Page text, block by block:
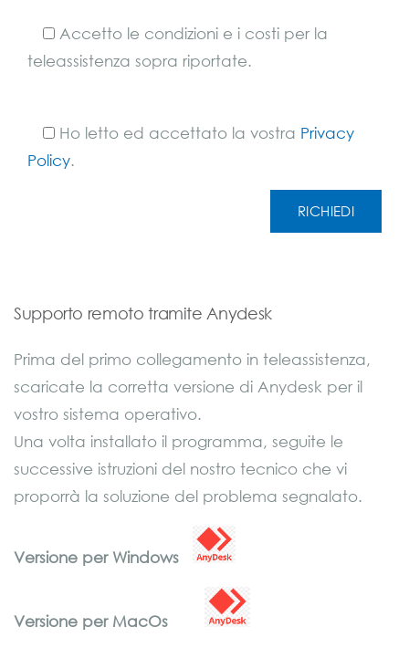
Accetto le condizioni e i costi per la
teleassistenza sopra riportate.
Ho letto ed accettato la vostra Privacy
Policy.
Supporto remoto tramite Anydesk
Prima del primo collegamento in teleassistenza,
scaricate la corretta versione di Anydesk per il
vostro sistema operativo.
Una volta installato il programma, seguite le
successive istruzioni del nostro tecnico che vi
proporrà la soluzione del problema segnalato.
Versione per Windows
Versione per MacOs